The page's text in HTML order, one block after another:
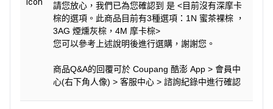
請您放心，我們已為您確認到 是 <目前沒有深摩卡
棕的選項。此商品目前有3種選項：1N 蜜茶裸棕 ，
3AG 煙燻灰棕，4M 摩卡棕>
您可以參考上述說明後進行選購，謝謝您。
商品Q&A的回覆可於 Coupang 酷澎 App > 會員中
心(右下角人像) > 客服中心 > 諮詢紀錄中進行確認